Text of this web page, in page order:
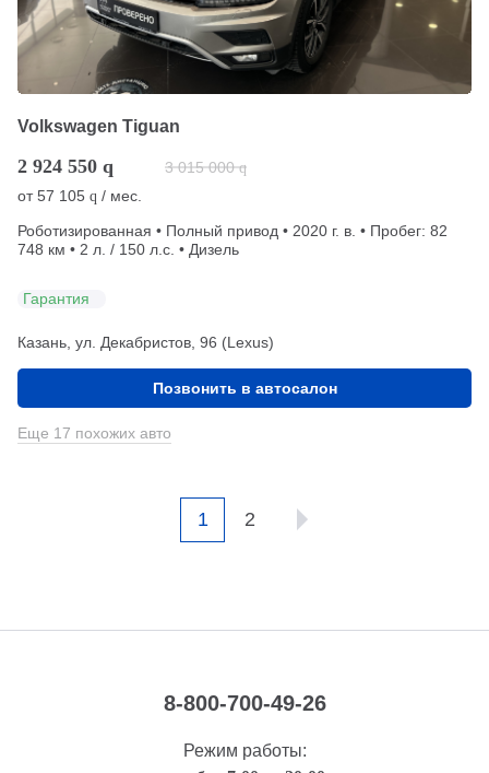
Volkswagen Tiguan
2 924 550 q 3 015 000 q
от57 105 q / мес.
Роботизированная • Полный привод • 2020 г. в. • Пробег: 82
748 км • 2 л. / 150 л.с. • Дизель
Гарантия
Казань, ул. Декабристов, 96 (Lexus)
Позвонить в автосалон
Еще 17 похожих авто
1 2
8-800-700-49-26
Режим работы: